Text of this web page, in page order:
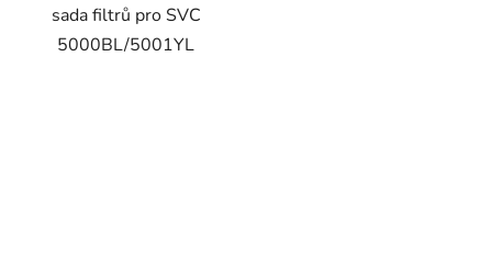
sada filtrů pro SVC
5000BL/5001YL